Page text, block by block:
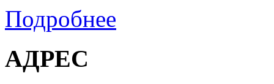
Подробнее
АДРЕС